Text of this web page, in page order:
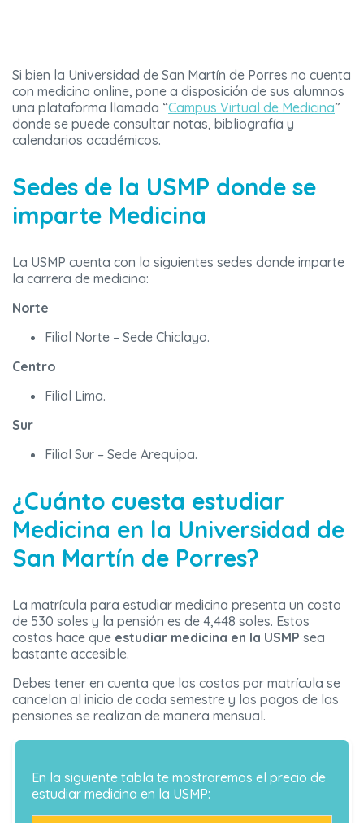
Si bien la Universidad de San Martín de Porres no cuenta
con medicina online, pone a disposición de sus alumnos
una plataforma llamada “Campus Virtual de Medicina”
donde se puede consultar notas, bibliografía y
calendarios académicos.
Sedes de la USMP donde se
imparte Medicina
La USMP cuenta con la siguientes sedes donde imparte
la carrera de medicina:
Norte
Filial Norte – Sede Chiclayo.
Centro
Filial Lima.
Sur
Filial Sur – Sede Arequipa.
¿Cuánto cuesta estudiar
Medicina en la Universidad de
San Martín de Porres?
La matrícula para estudiar medicina presenta un costo
de 530 soles y la pensión es de 4,448 soles. Estos
costos hace que estudiar medicina en la USMP sea
bastante accesible.
Debes tener en cuenta que los costos por matrícula se
cancelan al inicio de cada semestre y los pagos de las
pensiones se realizan de manera mensual.
En la siguiente tabla te mostraremos el precio de
estudiar medicina en la USMP: